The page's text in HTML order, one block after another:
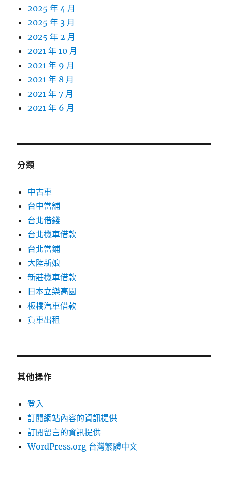
2025 年 4 月
2025 年 3 月
2025 年 2 月
2021 年 10 月
2021 年 9 月
2021 年 8 月
2021 年 7 月
2021 年 6 月
分類
中古車
台中當舖
台北借錢
台北機車借款
台北當鋪
大陸新娘
新莊機車借款
日本立樂高園
板橋汽車借款
貨車出租
其他操作
登入
訂閱網站內容的資訊提供
訂閱留言的資訊提供
WordPress.org 台灣繁體中文